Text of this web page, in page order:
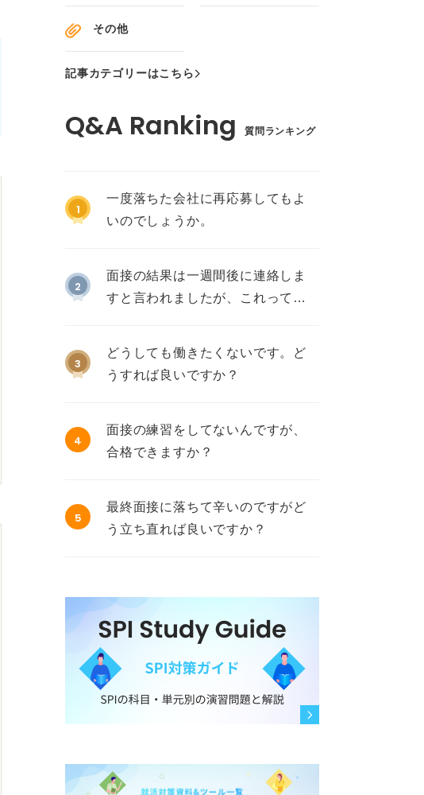
その他
記事カテゴリーはこちら
質問ランキング
1
一度落ちた会社に再応募してもよ
いのでしょうか。
2
面接の結果は一週間後に連絡しま
すと言われましたが、これって不
3
どうしても働きたくないです。ど
うすれば良いですか？
4
面接の練習をしてないんですが、
合格できますか？
5
最終面接に落ちて辛いのですがど
う立ち直れば良いですか？